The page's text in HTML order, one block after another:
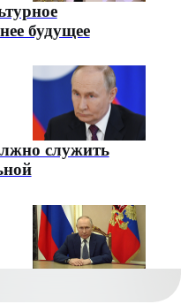
будущее
служить